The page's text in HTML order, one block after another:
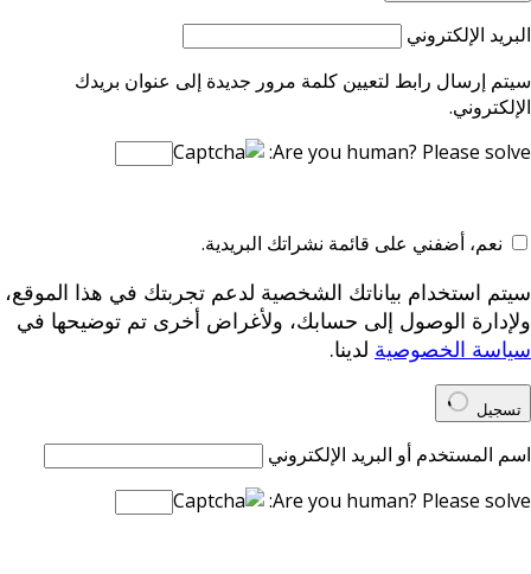
البريد الإلكتروني
سيتم إرسال رابط لتعيين كلمة مرور جديدة إلى عنوان بريدك
الإلكتروني.
Are you human? Please solve:
نعم، أضفني على قائمة نشراتك البريدية.
سيتم استخدام بياناتك الشخصية لدعم تجربتك في هذا الموقع،
ولإدارة الوصول إلى حسابك، ولأغراض أخرى تم توضيحها في
سياسة الخصوصية لدينا.
تسجيل
اسم المستخدم أو البريد الإلكتروني
Are you human? Please solve: